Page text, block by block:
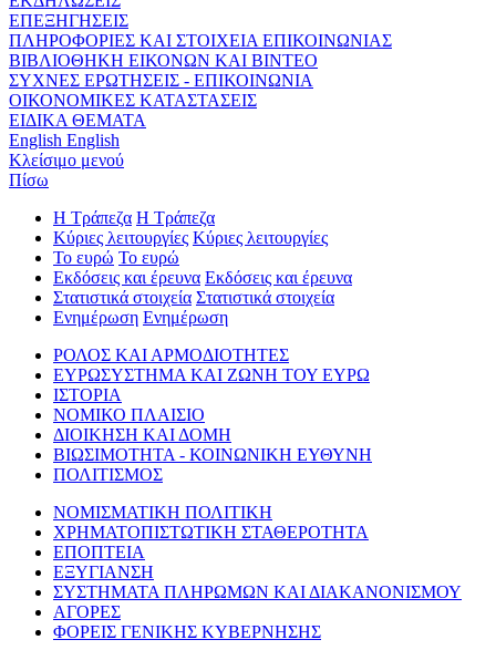
ΕΠΕΞΗΓΗΣΕΙΣ
ΠΛΗΡΟΦΟΡΙΕΣ ΚΑΙ ΣΤΟΙΧΕΙΑ ΕΠΙΚΟΙΝΩΝΙΑΣ
ΒΙΒΛΙΟΘΗΚΗ ΕΙΚΟΝΩΝ ΚΑΙ ΒΙΝΤΕΟ
ΣΥΧΝΕΣ ΕΡΩΤΗΣΕΙΣ - ΕΠΙΚΟΙΝΩΝΙΑ
ΟΙΚΟΝΟΜΙΚΕΣ ΚΑΤΑΣΤΑΣΕΙΣ
ΕΙΔΙΚΑ ΘΕΜΑΤΑ
English English
Κλείσιμο μενού
Πίσω
Η Τράπεζα Η Τράπεζα
Κύριες λειτουργίες Κύριες λειτουργίες
Το ευρώ Το ευρώ
Εκδόσεις και έρευνα Εκδόσεις και έρευνα
Στατιστικά στοιχεία Στατιστικά στοιχεία
Ενημέρωση Ενημέρωση
ΡΟΛΟΣ ΚΑΙ ΑΡΜΟΔΙΟΤΗΤΕΣ
ΕΥΡΩΣΥΣΤΗΜΑ ΚΑΙ ΖΩΝΗ ΤΟΥ ΕΥΡΩ
ΙΣΤΟΡΙΑ
ΝΟΜΙΚΟ ΠΛΑΙΣΙΟ
ΔΙΟΙΚΗΣΗ ΚΑΙ ΔΟΜΗ
ΒΙΩΣΙΜΟΤΗΤΑ - ΚΟΙΝΩΝΙΚΗ ΕΥΘΥΝΗ
ΠΟΛΙΤΙΣΜΟΣ
ΝΟΜΙΣΜΑΤΙΚΗ ΠΟΛΙΤΙΚΗ
ΧΡΗΜΑΤΟΠΙΣΤΩΤΙΚΗ ΣΤΑΘΕΡΟΤΗΤΑ
ΕΠΟΠΤΕΙΑ
ΕΞΥΓΙΑΝΣΗ
ΣΥΣΤΗΜΑΤΑ ΠΛΗΡΩΜΩΝ ΚΑΙ ΔΙΑΚΑΝΟΝΙΣΜΟΥ
ΑΓΟΡΕΣ
ΦΟΡΕΙΣ ΓΕΝΙΚΗΣ ΚΥΒΕΡΝΗΣΗΣ